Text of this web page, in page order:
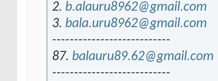
2. b.alauru8962@gmail.com
3. bala.uru8962@gmail.com
---------------------------
87. balauru89.62@gmail.com
---------------------------